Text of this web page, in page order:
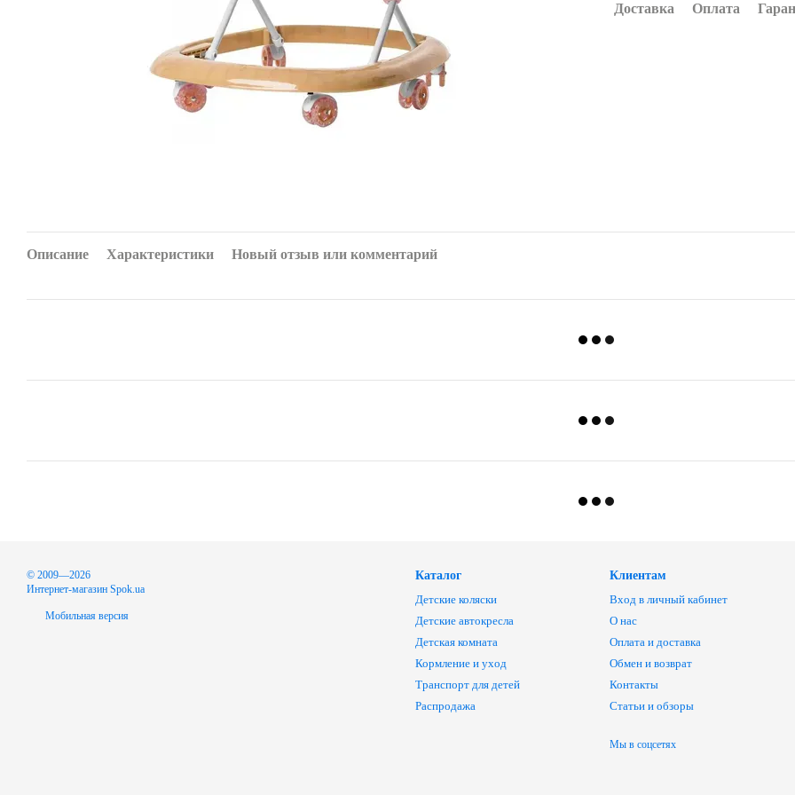
Доставка Оплата
Описание Характеристики Новый отзыв или комментарий
© 2009—2026
Интернет-магазин Spok.ua
Мобильная версия
Каталог
Детские коляски
Детские автокресла
Детская комната
Кормление и уход
Транспорт для детей
Распродажа
Клиентам
Вход в личный кабинет
О нас
Оплата и доставка
Обмен и возврат
Контакты
Статьи и обзоры
Мы в соцсетях